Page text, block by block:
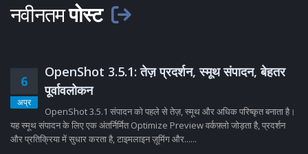
नवीनतमपोस्ट
6
अप्र
OpenShot 3.5.1: तेज़ प्रदर्शन, स्मूथ संपादन, बेहतर
पूर्वावलोकन
OpenShot 3.5.1 संपादन को पहले से तेज़, स्मूथ और अधिक परिष्कृत बनाता है।
यह स्मूथ संपादन के लिए एक अंतर्निर्मित Optimize Preview वर्कफ़्लो जोड़ता है, प्रदर्शन
और प्रतिक्रिया में सुधार करता है, टाइमलाइन ज़ूमिंग और......